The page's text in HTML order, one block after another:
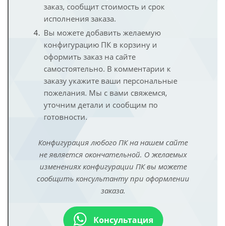
заказ, сообщит стоимость и срок
исполнения заказа.
Вы можете добавить желаемую
конфигурацию ПК в корзину и
оформить заказ на сайте
самостоятельно. В комментарии к
заказу укажите ваши персональные
пожелания. Мы с вами свяжемся,
уточним детали и сообщим по
готовности.
Конфигурация любого ПК на нашем сайте
не является окончательной. О желаемых
изменениях конфигурации ПК вы можете
сообщить консультанту при оформлении
заказа.
Консультация